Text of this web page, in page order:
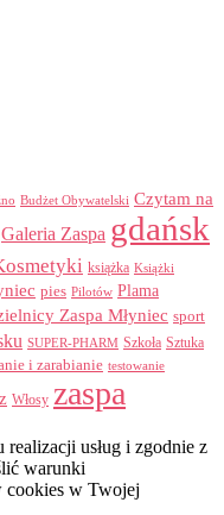
Budżet Obywatelski Czytam na
Galeria Zaspa gdańsk
książka Książki
pies Pilotów Plama
Zaspa Młyniec sport
SUPER-PHARM Szkoła Sztuka
i zarabianie testowanie
Włosy zaspa
usług i zgodnie z
warunki
cookies w Twojej